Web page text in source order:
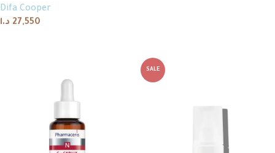
Difa Cooper
27,550 د.ا
SALE